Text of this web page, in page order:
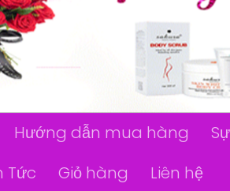
Hướng dẫn mua hàng
Tức Giỏ hàng
Liên hệ